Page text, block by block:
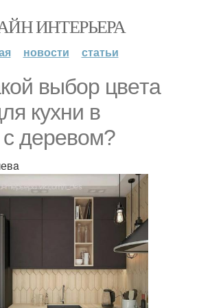
ИНТЕРЬЕРА
новости статьи
выбop цвeта
куxни в
c дepeвoм?